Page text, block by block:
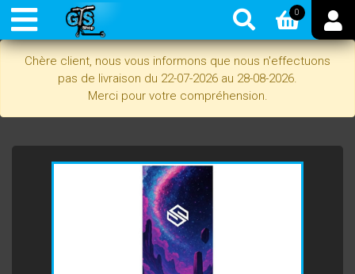
Chère client, nous vous informons que nous n'effectuons
pas de livraison du 22-07-2026 au 28-08-2026.
Merci pour votre compréhension.
0